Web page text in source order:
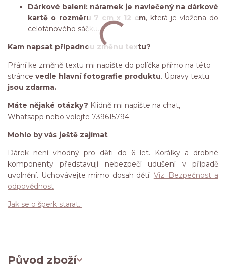
Dárkové balení: náramek je navlečený na dárkové
kartě o rozměru 7 cm x 12 cm, která je vložena do
celofánového sáčku.
Kam napsat případnou změnu textu?
Přání ke změně textu mi napište do políčka přímo na této
stránce vedle hlavní fotografie produktu. Úpravy textu
jsou zdarma.
Máte nějaké otázky? Klidně mi napište na chat,
Whatsapp nebo volejte 739615794
Mohlo by vás ještě zajímat
Dárek není vhodný pro děti do 6 let. Korálky a drobné
komponenty představují nebezpečí udušení v případě
uvolnění. Uchovávejte mimo dosah dětí. Viz. Bezpečnost a
odpovědnost
Jak se o šperk starat.
Původ zboží